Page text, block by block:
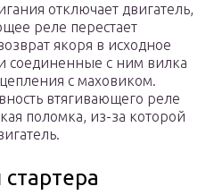
отключает двигатель,
реле перестает
якоря в исходное
соединенные с ним вилка
с маховиком.
втягивающего реле
поломка, из-за которой